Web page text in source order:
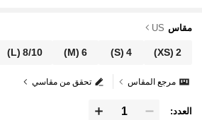
مقاس US
2
(XS)
4
(S)
6
(M)
8/10
(L)
تحقق من مقاسي مرجع المقاس
العدد: